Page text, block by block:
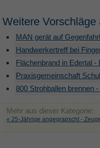
Weitere
MAN gerät auf
Handwerkertreff bei
Flächenbrand in Edertal
Praxisgemeinschaft
800 Strohballen brennen
Mehr aus dieser Kategorie:
« 25-Jährige angegrapscht -